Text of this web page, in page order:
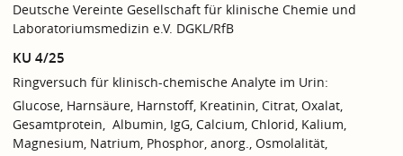
Deutsche Vereinte Gesellschaft für klinische Chemie und
Laboratoriumsmedizin e.V. DGKL/RfB
KU 4/25
Ringversuch für klinisch-chemische Analyte im Urin:
Glucose, Harnsäure, Harnstoff, Kreatinin, Citrat, Oxalat,
Gesamtprotein, Albumin, IgG, Calcium, Chlorid, Kalium,
Magnesium, Natrium, Phosphor, anorg., Osmolalität,